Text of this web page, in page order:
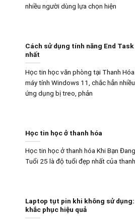
nhiều người dùng lựa chọn hiện
Cách sử dụng tính năng End
nhất
Học tin học văn phòng tại Thanh
máy tính Windows 11, chắc hẳn
ứng dụng bị treo, phản
Học tin học ở thanh hóa
Học tin học ở thanh hóa Khi Bạn
Tuổi 25 là độ tuổi đẹp nhất của
Laptop tụt pin khi không sử
khắc phục hiệu quả